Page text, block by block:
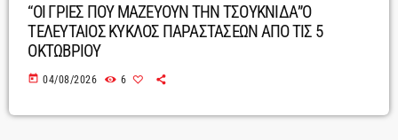
“ΟΙ ΓΡΙΕΣ ΠΟΥ ΜΑΖΕΥΟΥΝ ΤΗΝ ΤΣΟΥΚΝΙΔΑ”Ο
ΤΕΛΕΥΤΑΙΟΣ ΚΥΚΛΟΣ ΠΑΡΑΣΤΑΣΕΩΝ ΑΠΟ ΤΙΣ 5
ΟΚΤΩΒΡΙΟΥ
today 04/08/2026 6